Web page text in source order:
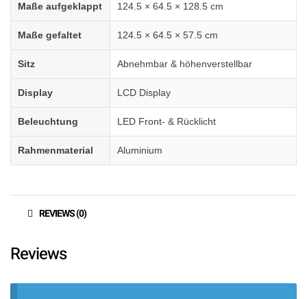
Maße aufgeklappt 124.5 × 64.5 × 128.5 cm
Maße gefaltet 124.5 × 64.5 × 57.5 cm
Sitz Abnehmbar & höhenverstellbar
Display LCD Display
Beleuchtung LED Front- & Rücklicht
Rahmenmaterial Aluminium
REVIEWS (0)
Reviews